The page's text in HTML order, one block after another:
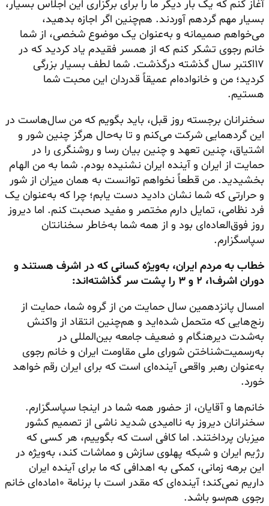
آغاز کنم که یک بار دیگر ما را برای برگزاری این اجلاس بسیار،
بسیار مهم گردهم آوردند. هم‌چنین اگر اجازه بدهید،
می‌خواهم صمیمانه و به‌عنوان یک موضوع شخصی، از شما
خانم رجوی تشکر کنم که از همسر فقیدم یاد کردید که در
۱۷اکتبر سال گذشته درگذشت. شما لطف بسیار بزرگی
کردید؛ من و خانواده‌ام عمیقاً قدردان این محبت شما
هستیم.
سخنرانان برجسته روز قبل، باید بگویم که من سال‌هاست در
این گردهمایی شرکت می‌کنم و تا به‌حال هرگز چنین شور و
اشتیاق، چنین تعهد و چنین بیان رسا و روشنگری را در
حمایت از ایران و آینده ایران نشنیده بودم. شما به من الهام
بخشیدید. من قطعاً نخواهم توانست به همان میزان از شور
و حرارتی که شما نشان دادید دست یابم؛ چرا که به‌عنوان یک
فرد نظامی، تمایل دارم مختصر و مفید صحبت کنم. اما دیروز
روز فوق‌العاده‌ای بود و از همه شما به‌خاطر سخنانتان
سپاسگزارم.
خطاب به مردم ایران، به‌ویژه کسانی که در اشرف هستند و
دوران اشرف۱، ۲ و ۳ را پشت سر گذاشته‌اند:
امسال پانزدهمین سال حمایت من از گروه شما، حمایت از
رنج‌هایی که متحمل شده‌اید و هم‌چنین انتقاد از واکنش
به‌شدت دیرهنگام و ضعیف جامعه بین‌المللی در
به‌رسمیت‌شناختن شورای ملی مقاومت ایران و خانم رجوی
به‌عنوان رهبر واقعی آینده‌ای است که برای ایران رقم خواهد
خورد.
خانم‌ها و آقایان، از حضور همه شما در اینجا سپاسگزارم.
سخنرانان دیروز به ناامیدی شدید ناشی از تصمیم کشور
میزبان پرداختند. اما کافی است که بگوییم، هر کسی که
رژیم ایران و شبکه پهلوی سازش و مماشات کند، به‌ویژه در
این برهه زمانی، کمکی به اهدافی که ما برای آینده ایران
داریم نمی‌کند؛ آینده‌ای که مقدر است با برنامة ۱۰ماده‌ای خانم
رجوی هم‌سو باشد.